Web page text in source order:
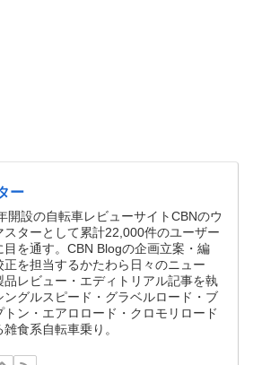
ー
開設の自転車レビューサイトCBNのウ
スターとして累計22,000件のユーザー
目を通す。CBN Blogの企画立案・編
正を担当するかたわら日々のニュー
品レビュー・エディトリアル記事を執
ングルスピード・グラベルロード・ブ
トン・エアロロード・クロモリロード
雑食系自転車乗り。